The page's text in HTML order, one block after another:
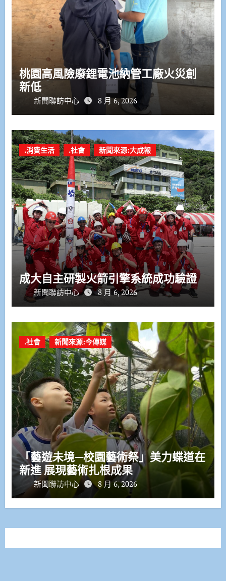
桃園高風險廢鋰電池納管工廠火災創
新低
新聞聯訪中心 8 月 6, 2026
.消費生活 .社會 新聞來源:大成報
成大自主研製火箭引擎系統成功驗證
新聞聯訪中心 8 月 6, 2026
.社會 新聞來源:今傳媒
「藝遊未境—校園藝術祭」美力蝶道在
新進 展現藝術扎根成果
新聞聯訪中心 8 月 6, 2026